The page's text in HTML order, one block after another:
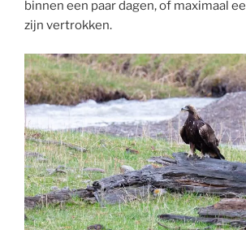
binnen een paar dagen, of maximaal
zijn vertrokken.